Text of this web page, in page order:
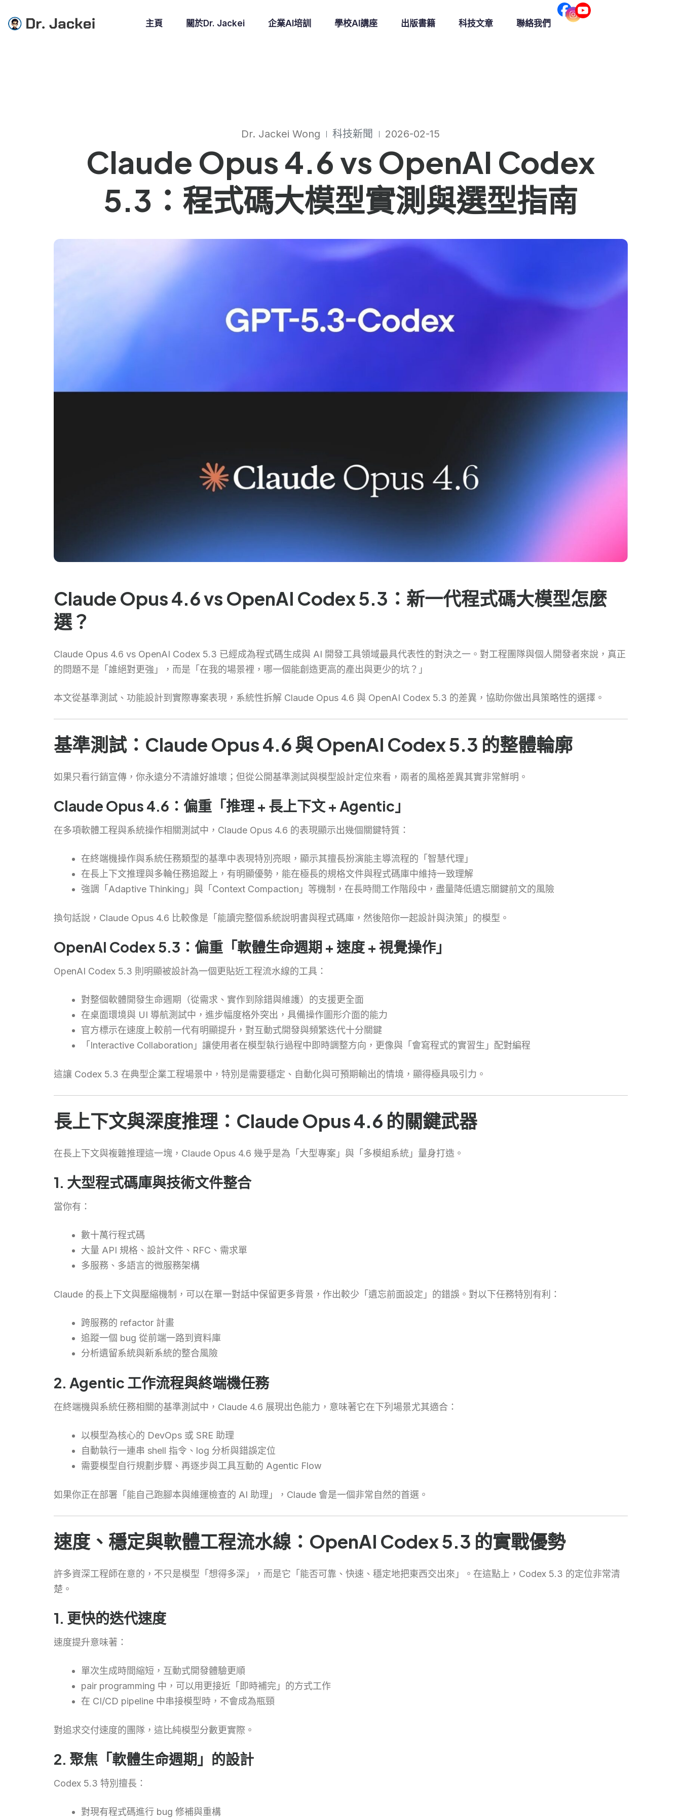
主頁 關於Dr. Jackei 企業AI培訓 學校AI講座 出版書籍 科技文章 聯絡我們
Dr. Jackei Wong 科技新聞 2026-02-15
Claude Opus 4.6 vs OpenAI Codex
5.3：程式碼大模型實測與選型指南
Claude Opus 4.6 vs OpenAI Codex 5.3：新一代程式碼大模型怎麼
選？
Claude Opus 4.6 vs OpenAI Codex 5.3 已經成為程式碼生成與 AI 開發工具領域最具代表性的對決之一。對工程團隊與個人開發者來說，真正
的問題不是「誰絕對更強」，而是「在我的場景裡，哪一個能創造更高的產出與更少的坑？」
本文從基準測試、功能設計到實際專案表現，系統性拆解 Claude Opus 4.6 與 OpenAI Codex 5.3 的差異，協助你做出具策略性的選擇。
基準測試：Claude Opus 4.6 與 OpenAI Codex 5.3 的整體輪廓
如果只看行銷宣傳，你永遠分不清誰好誰壞；但從公開基準測試與模型設計定位來看，兩者的風格差異其實非常鮮明。
Claude Opus 4.6：偏重「推理 + 長上下文 + Agentic」
在多項軟體工程與系統操作相關測試中，Claude Opus 4.6 的表現顯示出幾個關鍵特質：
在終端機操作與系統任務類型的基準中表現特別亮眼，顯示其擅長扮演能主導流程的「智慧代理」
在長上下文推理與多輪任務追蹤上，有明顯優勢，能在極長的規格文件與程式碼庫中維持一致理解
強調「Adaptive Thinking」與「Context Compaction」等機制，在長時間工作階段中，盡量降低遺忘關鍵前文的風險
換句話說，Claude Opus 4.6 比較像是「能讀完整個系統說明書與程式碼庫，然後陪你一起設計與決策」的模型。
OpenAI Codex 5.3：偏重「軟體生命週期 + 速度 + 視覺操作」
OpenAI Codex 5.3 則明顯被設計為一個更貼近工程流水線的工具：
對整個軟體開發生命週期（從需求、實作到除錯與維護）的支援更全面
在桌面環境與 UI 導航測試中，進步幅度格外突出，具備操作圖形介面的能力
官方標示在速度上較前一代有明顯提升，對互動式開發與頻繁迭代十分關鍵
「Interactive Collaboration」讓使用者在模型執行過程中即時調整方向，更像與「會寫程式的實習生」配對編程
這讓 Codex 5.3 在典型企業工程場景中，特別是需要穩定、自動化與可預期輸出的情境，顯得極具吸引力。
長上下文與深度推理：Claude Opus 4.6 的關鍵武器
在長上下文與複雜推理這一塊，Claude Opus 4.6 幾乎是為「大型專案」與「多模組系統」量身打造。
1. 大型程式碼庫與技術文件整合
當你有：
數十萬行程式碼
大量 API 規格、設計文件、RFC、需求單
多服務、多語言的微服務架構
Claude 的長上下文與壓縮機制，可以在單一對話中保留更多背景，作出較少「遺忘前面設定」的錯誤。對以下任務特別有利：
跨服務的 refactor 計畫
追蹤一個 bug 從前端一路到資料庫
分析遺留系統與新系統的整合風險
2. Agentic 工作流程與終端機任務
在終端機與系統任務相關的基準測試中，Claude 4.6 展現出色能力，意味著它在下列場景尤其適合：
以模型為核心的 DevOps 或 SRE 助理
自動執行一連串 shell 指令、log 分析與錯誤定位
需要模型自行規劃步驟、再逐步與工具互動的 Agentic Flow
如果你正在部署「能自己跑腳本與維運檢查的 AI 助理」，Claude 會是一個非常自然的首選。
速度、穩定與軟體工程流水線：OpenAI Codex 5.3 的實戰優勢
許多資深工程師在意的，不只是模型「想得多深」，而是它「能否可靠、快速、穩定地把東西交出來」。在這點上，Codex 5.3 的定位非常清
楚。
1. 更快的迭代速度
速度提升意味著：
單次生成時間縮短，互動式開發體驗更順
pair programming 中，可以用更接近「即時補完」的方式工作
在 CI/CD pipeline 中串接模型時，不會成為瓶頸
對追求交付速度的團隊，這比純模型分數更實際。
2. 聚焦「軟體生命週期」的設計
Codex 5.3 特別擅長：
對現有程式碼進行 bug 修補與重構